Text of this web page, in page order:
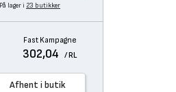
På lager i 23 butikker
Fast Kampagne
302,04 / RL
Afhent i butik